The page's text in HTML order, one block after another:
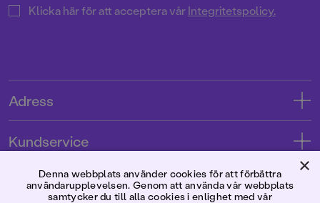
Klicka här för att acceptera vårIntegritetspolicy.
Adress
Tryckerigatan 4
Kundservice
Kontakta oss
Kundservice
Förlaget
×
Denna webbplats använder cookies för att förbättra
användarupplevelsen. Genom att använda vår webbplats
samtycker du till alla cookies i enlighet med vår